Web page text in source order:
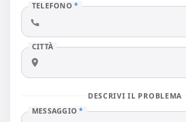
TELEFONO*
CITTÀ
DESCRIVI IL PROBLEMA
MESSAGGIO*